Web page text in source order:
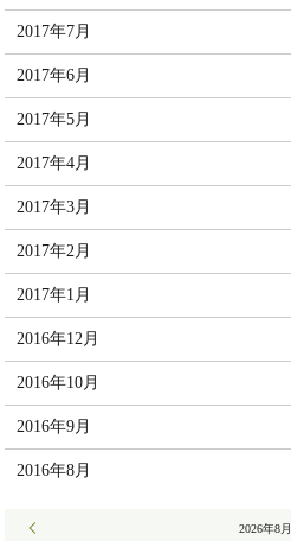
2017年7月
2017年6月
2017年5月
2017年4月
2017年3月
2017年2月
2017年1月
2016年12月
2016年10月
2016年9月
2016年8月
2026年8月